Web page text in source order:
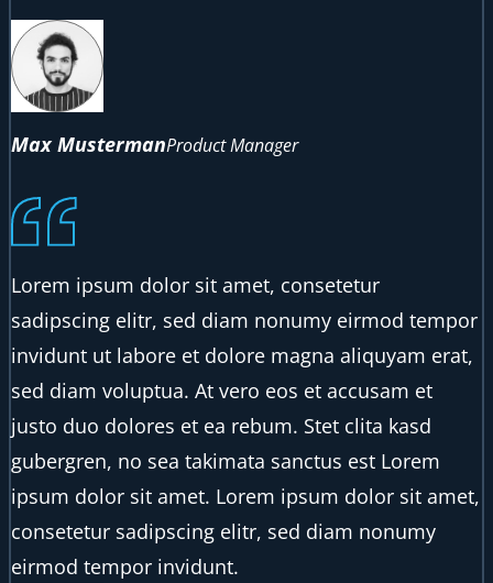
Lorem ipsum dolor sit amet, consetetur
sadipscing elitr, sed diam nonumy eirmod tempor
invidunt ut labore et dolore magna aliquyam erat,
sed diam voluptua. At vero eos et accusam et
justo duo dolores et ea rebum. Stet clita kasd
gubergren, no sea takimata sanctus est Lorem
ipsum dolor sit amet. Lorem ipsum dolor sit amet,
consetetur sadipscing elitr, sed diam nonumy
eirmod tempor invidunt.
Max MustermanProduct Manager